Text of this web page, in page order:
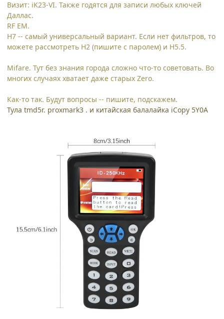
Визит: iK23-VI. Также годятся для записи любых ключей
Даллас.
RF EM.
H7 -- самый универсальный вариант. Если нет фильтров, то
можете рассмотреть H2 (пишите с паролем) и H5.5.
Mifare. Тут без знания города сложно что-то советовать. Во
многих случаях хватает даже старых Zero.
Как-то так. Будут вопросы -- пишите, подскажем.
Тула tmd5r. proxmark3 . и китайская балалайка iCopy 5Y0A